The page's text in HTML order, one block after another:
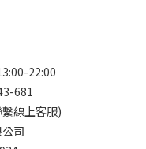
22:00
681
線上客服)
司